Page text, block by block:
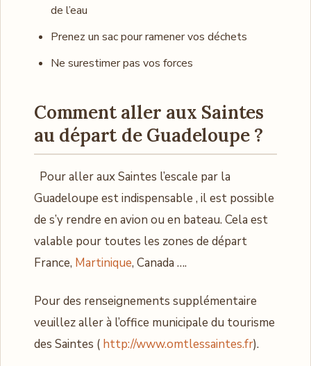
de l’eau
Prenez un sac pour ramener vos déchets
Ne surestimer pas vos forces
Comment aller aux Saintes
au départ de Guadeloupe ?
Pour aller aux Saintes l’escale par la
Guadeloupe est indispensable , il est possible
de s’y rendre en avion ou en bateau. Cela est
valable pour toutes les zones de départ
France, Martinique, Canada ….
Pour des renseignements supplémentaire
veuillez aller à l’office municipale du tourisme
des Saintes ( http://www.omtlessaintes.fr).